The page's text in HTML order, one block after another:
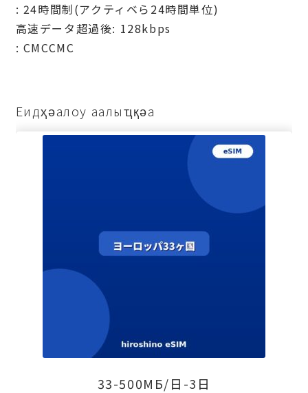
: 24時間制(アクティベら24時間単位)
高速データ超過後: 128kbps
: СМССМС
Еидҳәалоу аалыҵқәа
33-500МБ/日-3日